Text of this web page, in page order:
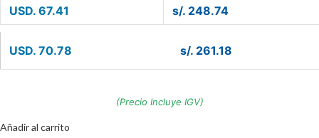
USD. 67.41 s/. 248.74
USD. 70.78 s/. 261.18
(Precio Incluye IGV)
Añadir al carrito